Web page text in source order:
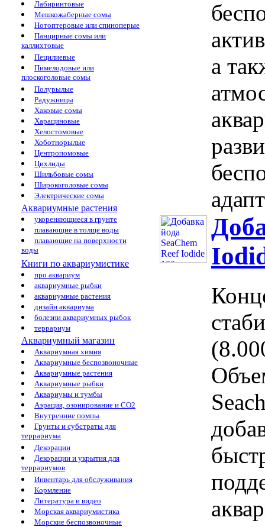
Лабиринтовые
Мешкожаберные сомы
Нотоптеровые или спиноперые
Панцирные сомы или
каллихтовые
Пецилиевые
Пимелодовые или
плоскоголовые сомы
Полурылые
Радужницы
Хаковые сомы
Харациновые
Хелостомовые
Хоботнорылые
Центропомовые
Цихлиды
Шильбовые сомы
Широкоголовые сомы
Электрические сомы
Аквариумные растения
укореняющиеся в грунте
плавающие в толще воды
плавающие на поверхности
воды
Книги по аквариумистике
про аквариум
аквариумные рыбки
аквариумные растения
дизайн аквариума
болезни аквариумных рыбок
террариум
Аквариумный магазин
Аквариумная химия
Аквариумные беспозвоночные
Аквариумные растения
Аквариумные рыбки
Аквариумы и тумбы
Аэрация, озонирование и CO2
Внутренние помпы
Грунты и субстраты для
террариума
Декорации
Декорации и укрытия для
террариумов
Инвентарь для обслуживания
Кормление
Литература и видео
Морская аквариумистика
Морские беспозвоночные
а